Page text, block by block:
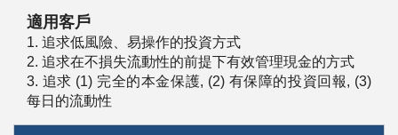
適用客戶
1. 追求低風險、易操作的投資方式
2. 追求在不損失流動性的前提下有效管理現金的方式
3. 追求 (1) 完全的本金保護, (2) 有保障的投資回報, (3)
每日的流動性